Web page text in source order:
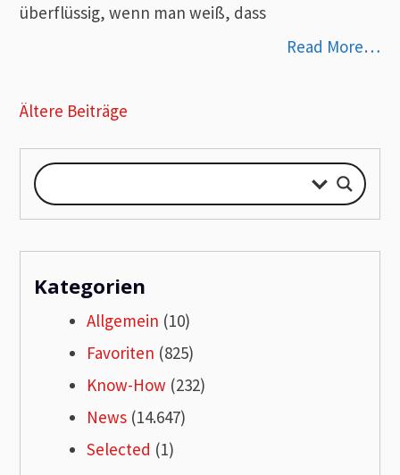
überflüssig, wenn man weiß, dass
Read More…
Beitragsnavigation
Ältere Beiträge
Kategorien
Allgemein (10)
Favoriten (825)
Know-How (232)
News (14.647)
Selected (1)